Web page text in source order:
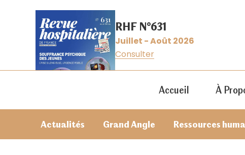
RHF N°631
Juillet - Août 2026
Consulter
Accueil À
Actualités Grand Angle Ressources